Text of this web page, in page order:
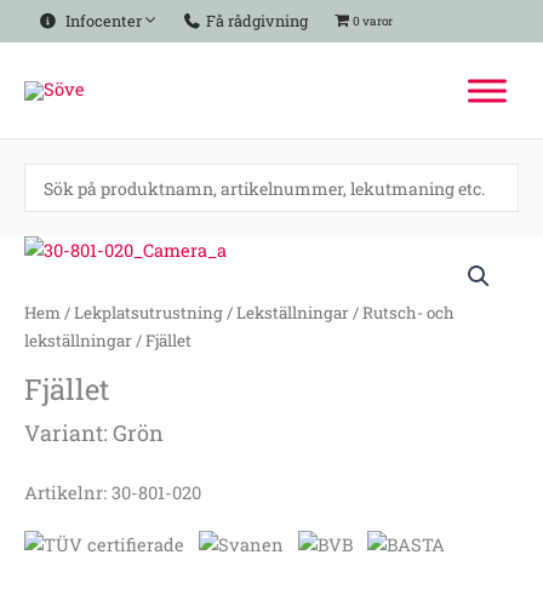
Hoppa
till
Infocenter Få rådgivning 0 varor
Hem/Lekplatsutrustning/Lekställningar/Rutsch- och
lekställningar/ Fjället
Fjället
Variant: Grön
Artikelnr: 30-801-020
Fjället